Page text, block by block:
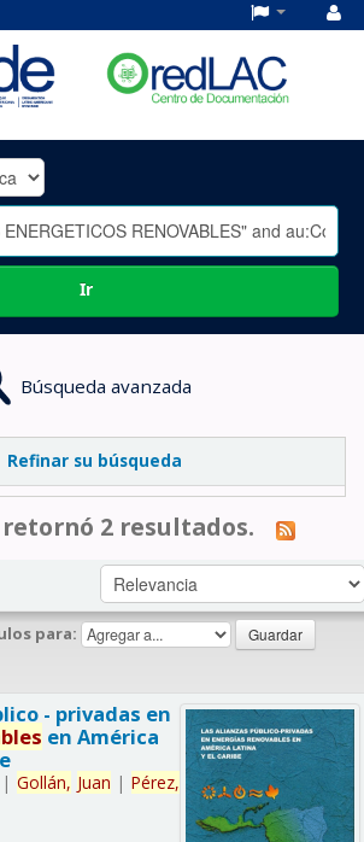
Ir
Búsqueda avanzada
Refinar su búsqueda
2 resultados.
para:
- privadas en
en América
| Gollán, Juan | Pérez,